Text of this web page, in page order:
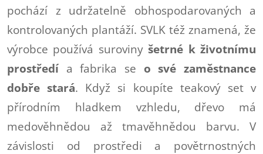
pochází z udržatelně obhospodarovaných a
kontrolovaných plantáží. SVLK též znamená, že
výrobce používá suroviny šetrné k životnímu
prostředía fabrika se o své zaměstnance
dobře stará. Když si koupíte teakový set v
přírodním hladkem vzhledu, dřevo má
medověhnědou až tmavěhnědou barvu. V
závislosti od prostředi a povětrnostných